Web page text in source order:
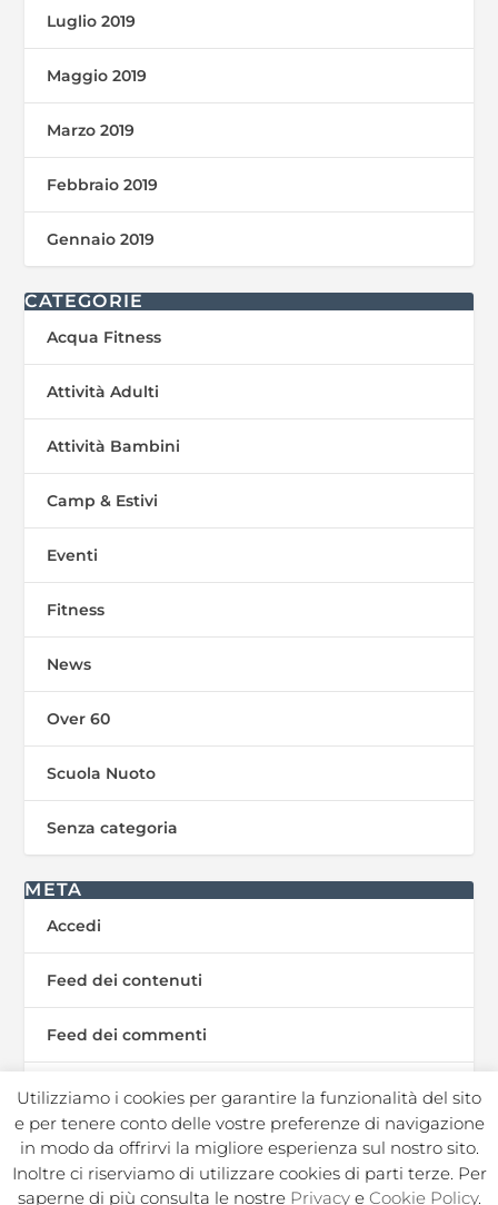
Luglio 2019
Maggio 2019
Marzo 2019
Febbraio 2019
Gennaio 2019
CATEGORIE
Acqua Fitness
Attività Adulti
Attività Bambini
Camp & Estivi
Eventi
Fitness
News
Over 60
Scuola Nuoto
Senza categoria
META
Accedi
Feed dei contenuti
Feed dei commenti
WordPress.org
In Sport s.r.l. Societa Sportiva Dilettantistica | C.F./P.I.
Utilizziamo i cookies per garantire la funzionalità del sito
e per tenere conto delle vostre preferenze di navigazione
in modo da offrirvi la migliore esperienza sul nostro sito.
Inoltre ci riserviamo di utilizzare cookies di parti terze. Per
saperne di più consulta le nostre Privacye Cookie Policy.